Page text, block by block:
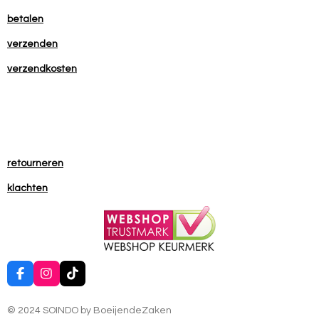
betalen
verzenden
verzendkosten
retourneren
klachten
F
a
e
I
n
t
T
i
T
© 2024 SOINDO by BoeijendeZaken